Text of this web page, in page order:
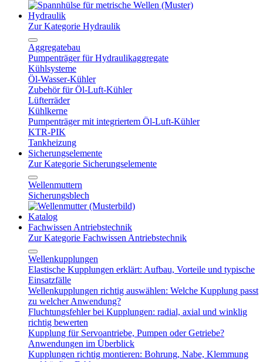
Hydraulik
Zur Kategorie Hydraulik
Aggregatebau
Pumpenträger für Hydraulikaggregate
Kühlsysteme
Öl-Wasser-Kühler
Zubehör für Öl-Luft-Kühler
Lüfterräder
Kühlkerne
Pumpenträger mit integriertem Öl-Luft-Kühler
KTR-PIK
Tankheizung
Sicherungselemente
Zur Kategorie Sicherungselemente
Wellenmuttern
Sicherungsblech
Katalog
Fachwissen Antriebstechnik
Zur Kategorie Fachwissen Antriebstechnik
Wellenkupplungen
Elastische Kupplungen erklärt: Aufbau, Vorteile und typische
Einsatzfälle
Wellenkupplungen richtig auswählen: Welche Kupplung passt
zu welcher Anwendung?
Fluchtungsfehler bei Kupplungen: radial, axial und winklig
richtig bewerten
Kupplung für Servoantriebe, Pumpen oder Getriebe?
Anwendungen im Überblick
Kupplungen richtig montieren: Bohrung, Nabe, Klemmung